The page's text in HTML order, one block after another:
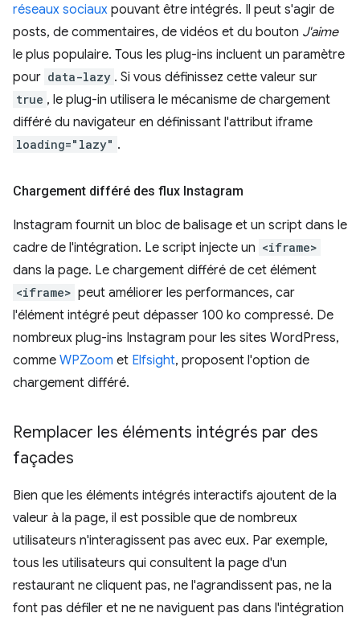
réseaux sociaux pouvant être intégrés. Il peut s'agir de
posts, de commentaires, de vidéos et du bouton J'aime
le plus populaire. Tous les plug-ins incluent un paramètre
pour data-lazy . Si vous définissez cette valeur sur
true , le plug-in utilisera le mécanisme de chargement
différé du navigateur en définissant l'attribut iframe
loading="lazy" .
Chargement différé des flux Instagram
Instagram fournit un bloc de balisage et un script dans le
cadre de l'intégration. Le script injecte un <iframe>
dans la page. Le chargement différé de cet élément
<iframe> peut améliorer les performances, car
l'élément intégré peut dépasser 100 ko compressé. De
nombreux plug-ins Instagram pour les sites WordPress,
comme WPZoom et Elfsight, proposent l'option de
chargement différé.
Remplacer les éléments intégrés par des
façades
Bien que les éléments intégrés interactifs ajoutent de la
valeur à la page, il est possible que de nombreux
utilisateurs n'interagissent pas avec eux. Par exemple,
tous les utilisateurs qui consultent la page d'un
restaurant ne cliquent pas, ne l'agrandissent pas, ne la
font pas défiler et ne ne naviguent pas dans l'intégration